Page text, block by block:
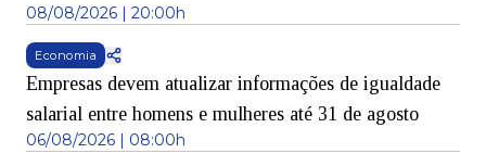
08/08/2026 | 20:00h
Economia
Empresas devem atualizar informações de igualdade
salarial entre homens e mulheres até 31 de agosto
06/08/2026 | 08:00h